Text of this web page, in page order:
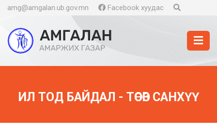
amg@amgalan.ub.gov.mn Facebook хуудас
ИЛ ТОД БАЙДАЛ - ТӨСӨВ САНХҮҮ